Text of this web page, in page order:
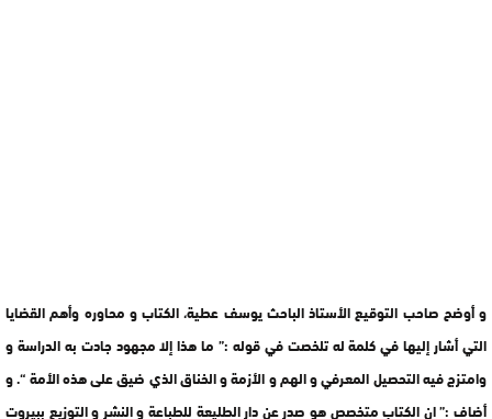
و أوضح صاحب التوقيع الأستاذ الباحث يوسف عطية، الكتاب و محاوره وأهم القضايا
التي أشار إليها في كلمة له تلخصت في قوله :” ما هذا إلا مجهود جادت به الدراسة و
وامتزج فيه التحصيل المعرفي و الهم و الأزمة و الخناق الذي ضيق على هذه الأمة “. و
أضاف :” ان الكتاب متخصص هو صدر عن دار الطليعة للطباعة و النشر و التوزيع ببيروت